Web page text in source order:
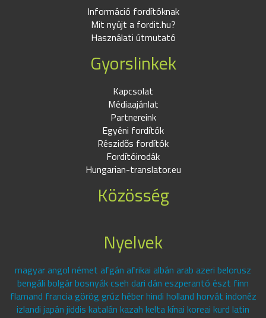
Információ fordítóknak
Mit nyújt a fordit.hu?
Használati útmutató
Gyorslinkek
Kapcsolat
Médiaajánlat
Partnereink
Egyéni fordítók
Részidős fordítók
Fordítóirodák
Hungarian-translator.eu
Közösség
Nyelvek
magyar angol német afgán afrikai albán arab azeri belorusz
bengáli bolgár bosnyák cseh dari dán eszperantó észt finn
flamand francia görög grúz héber hindi holland horvát indonéz
izlandi japán jiddis katalán kazah kelta kínai koreai kurd latin